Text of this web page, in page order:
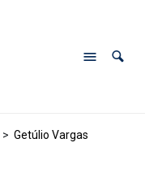
> Getúlio Vargas